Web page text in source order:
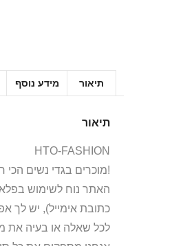
תיאור מידע נוסף
תיאור
HTO-FASHION
אנחנו ב-HTO מוכרים בגדי נשים הכי חדשים ובסטייל הכי לוהט! חולצות, חליפות ספורט, קפוצ’ונים, בגדי גוף, מחשופים, וכל מה שאישה או נערה צריכות היום!
האתר נוח לשימוש
כתובת אימייל), יש לך
לכל שאלה או בעיה את